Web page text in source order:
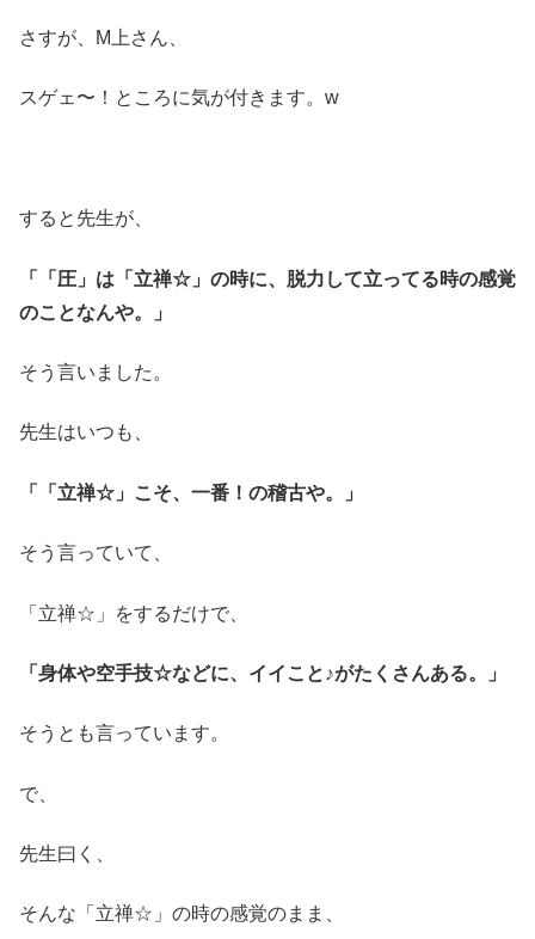
さすが、M上さん、
スゲェ〜！ところに気が付きます。w
すると先生が、
「「圧」は「立禅☆」の時に、脱力して立ってる時の感覚
のことなんや。」
そう言いました。
先生はいつも、
「「立禅☆」こそ、一番！の稽古や。」
そう言っていて、
「立禅☆」をするだけで、
「身体や空手技☆などに、イイこと♪がたくさんある。」
そうとも言っています。
で、
先生曰く、
そんな「立禅☆」の時の感覚のまま、